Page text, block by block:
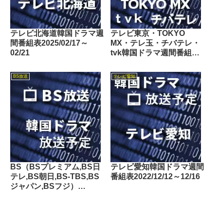
テレビ北海道韓国ドラマ週
間番組表2025/02/17～
02/21
テレビ東京・TOKYO
MX・テレ玉・チバテレ・
tvk韓国ドラマ週間番組表
BS放送
BS（BSプレミアム,BS日
テレ,BS朝日,BS-TBS,BS
ジャパン,BSフジ）
テレビ愛知
テレビ愛知韓国ドラマ週間
番組表2022/12/12～12/16